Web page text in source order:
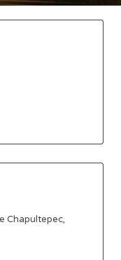
Chapultepec,